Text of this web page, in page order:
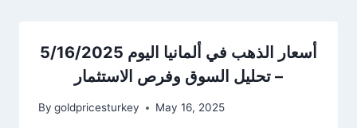
أسعار الذهب في ألمانيا اليوم 5/16/2025
– تحليل السوق وفرص الاستثمار
By goldpricesturkey May 16, 2025